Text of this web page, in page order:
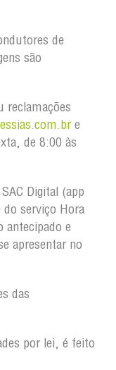
de
são
reclamações
e
de 8:00 às
Digital (app
serviço Hora
antecipado e
apresentar no
das
por lei, é feito